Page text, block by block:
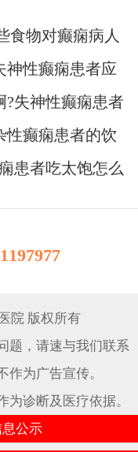
食物对癫痫病人
神性癫痫患者应
?失神性癫痫患者
性癫痫患者的饮
患者吃太饱怎么
院 版权所有
题，请速与我们联系
为广告宣传。
诊断及医疗依据。
公示